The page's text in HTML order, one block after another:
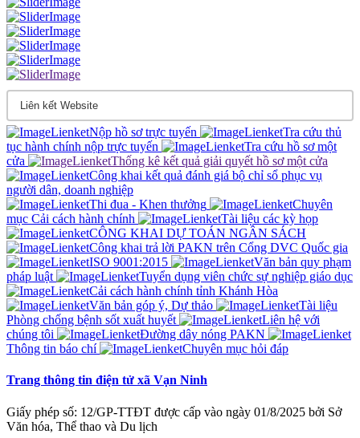
Nộp hồ sơ trực tuyến
Tra cứu thủ
tục hành chính nộp trực tuyến
Tra cứu hồ sơ một
cửa
Thống kê kết quả giải quyết hồ sơ một cửa
Công khai kết quả đánh giá bộ chỉ sổ phục vụ
người dân, doanh nghiệp
Thi đua - Khen thưởng
Chuyên
mục Cải cách hành chính
Tài liệu các kỳ họp
CÔNG KHAI DỰ TOÁN NGÂN SÁCH
Công khai trả lời PAKN trên Cổng DVC Quốc gia
ISO 9001:2015
Văn bản quy phạm
pháp luật
Tuyển dụng viên chức sự nghiệp giáo dục
Cải cách hành chính tỉnh Khánh Hòa
Văn bản góp ý, Dự thảo
Tài liệu
Phòng chống bệnh sốt xuất huyết
Liên hệ với
chúng tôi
Đường dây nóng PAKN
Thông tin báo chí
Chuyên mục hỏi đáp
Trang thông tin điện tử xã Vạn Ninh
Giấy phép số: 12/GP-TTĐT được cấp vào ngày 01/8/2025 bởi Sở
Văn hóa, Thể thao và Du lịch